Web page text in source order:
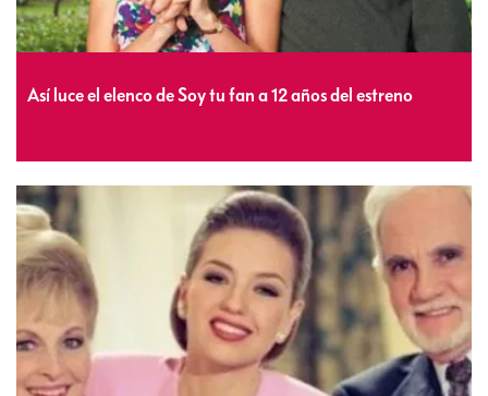
Así luce el elenco de Soy tu fan a 12 años del estreno